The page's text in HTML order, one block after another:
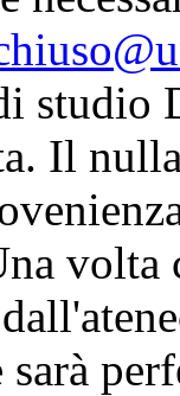
studio
Il